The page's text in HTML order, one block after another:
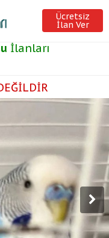
Ücretsiz
İlan Ver
İlanları